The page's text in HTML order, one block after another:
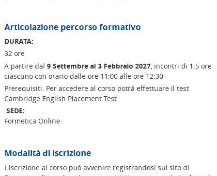
Articolazione percorso formativo
DURATA:
32 ore
A partire dal 9 Settembre al 3 Febbraio 2027, incontri di 1.5 ore
ciascuno con orario dalle ore 11:00 alle ore 12:30
Prerequisiti: Per accedere al corso potrà effettuare il test
Cambridge English Placement Test
SEDE:
Formetica Online
Modalità di iscrizione
L'iscrizione al corso può avvenire registrandosi sul sito di